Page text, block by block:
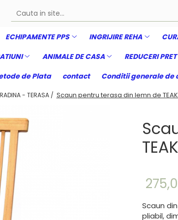
ECHIPAMENTE PPS INGRIJIRE REHA
ANIMALE DE CASA REDUCERI PRET
de Plata
contact Conditii generale de
- TERASA / Scaun pentru terasa din lemn de
Scaun
pliabil,